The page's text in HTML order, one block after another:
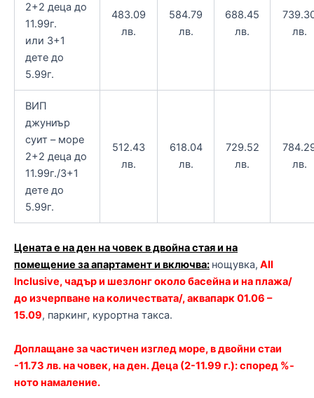
2+2 деца до
11.99г.
или 3+1
дете до
5.99г.
483.09
лв.
584.79
лв.
688.45
лв.
лв.
ВИП
джуниър
суит – море
2+2 деца до
11.99г./3+1
дете до
5.99г.
512.43
лв.
618.04
лв.
729.52
лв.
лв.
Цената е на ден на човек в двойна стая и на
помещение за апартамент и включва: нощувка, All
Inclusive, чадър и шезлонг около басейна и на плажа/
до изчерпване на количествата/, аквапарк 01.06 –
15.09, паркинг, курортна такса.
Доплащане за частичен изглед море, в двойни стаи
-11.73 лв. на човек, на ден. Деца (2-11.99 г.): според %-
ното намаление.